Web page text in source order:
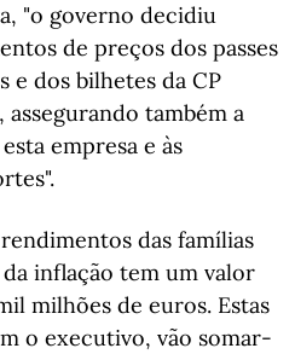
"o governo decidiu
de preços dos passes
e dos bilhetes da CP
também a
empresa e às
das famílias
inflação tem um valor
milhões de euros. Estas
o executivo, vão somar-